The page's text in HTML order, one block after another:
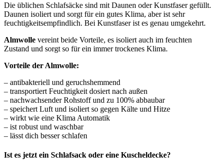
Die üblichen Schlafsäcke sind mit Daunen oder Kunstfaser gefüllt.
Daunen isoliert und sorgt für ein gutes Klima, aber ist sehr
feuchtigkeitsempfindlich. Bei Kunstfaser ist es genau umgekehrt.
Almwolle vereint beide Vorteile, es isoliert auch im feuchten
Zustand und sorgt so für ein immer trockenes Klima.
Vorteile der Almwolle:
– antibakteriell und geruchshemmend
– transportiert Feuchtigkeit dosiert nach außen
– nachwachsender Rohstoff und zu 100% abbaubar
– speichert Luft und isoliert so gegen Kälte und Hitze
– wirkt wie eine Klima Automatik
– ist robust und waschbar
– lässt dich besser schlafen
Ist es jetzt ein Schlafsack oder eine Kuscheldecke?